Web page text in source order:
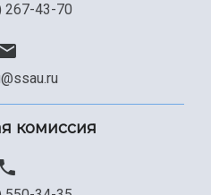
267-43-70
комиссия